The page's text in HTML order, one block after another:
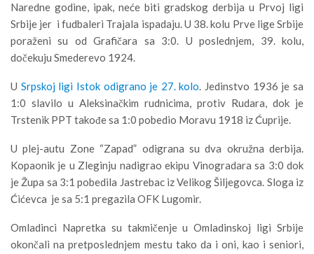
Naredne godine, ipak, neće biti gradskog derbija u Prvoj ligi
Srbije jer i fudbaleri Trajala ispadaju. U 38. kolu Prve lige Srbije
poraženi su od Grafičara sa 3:0. U poslednjem, 39. kolu,
dočekuju Smederevo 1924.
U Srpskoj ligi Istok odigrano je 27. kolo. Jedinstvo 1936 je sa
1:0 slavilo u Aleksinačkim rudnicima, protiv Rudara, dok je
Trstenik PPT takođe sa 1:0 pobedio Moravu 1918 iz Ćuprije.
U plej-autu Zone “Zapad” odigrana su dva okružna derbija.
Kopaonik je u Zleginju nadigrao ekipu Vinogradara sa 3:0 dok
je Župa sa 3:1 pobedila Jastrebac iz Velikog Šiljegovca. Sloga iz
Ćićevca je sa 5:1 pregazila OFK Lugomir.
Omladinci Napretka su takmičenje u Omladinskoj ligi Srbije
okončali na pretposlednjem mestu tako da i oni, kao i seniori,